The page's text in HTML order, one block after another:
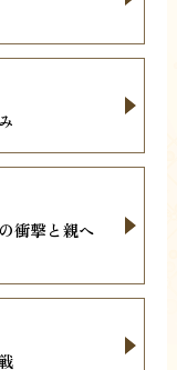
衝撃と親へ